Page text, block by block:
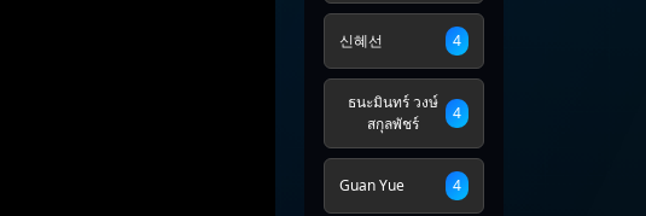
신혜선 4
ธนะมินทร์ วงษ์
สกุลพัชร์
4
Guan Yue 4